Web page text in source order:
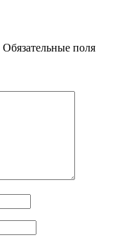
Обязательные поля